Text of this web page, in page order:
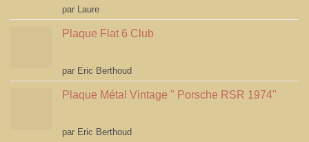
Note5sur 5
par Laure
Plaque Flat 6 Club
Note5sur 5
par Eric Berthoud
Plaque Métal Vintage " Porsche RSR 1974"
Note5sur 5
par Eric Berthoud